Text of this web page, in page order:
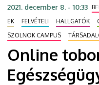
DEBRECENI
EGYETEM
2021. december 8. - 10:33
EK
FELVÉTELI HALLGATÓK
SZOLNOK CAMPUS
Online